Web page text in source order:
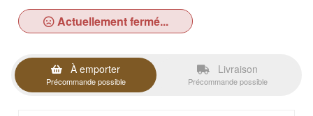
Actuellement fermé...
À emporter
Précommande possible
Livraison
Précommande possible